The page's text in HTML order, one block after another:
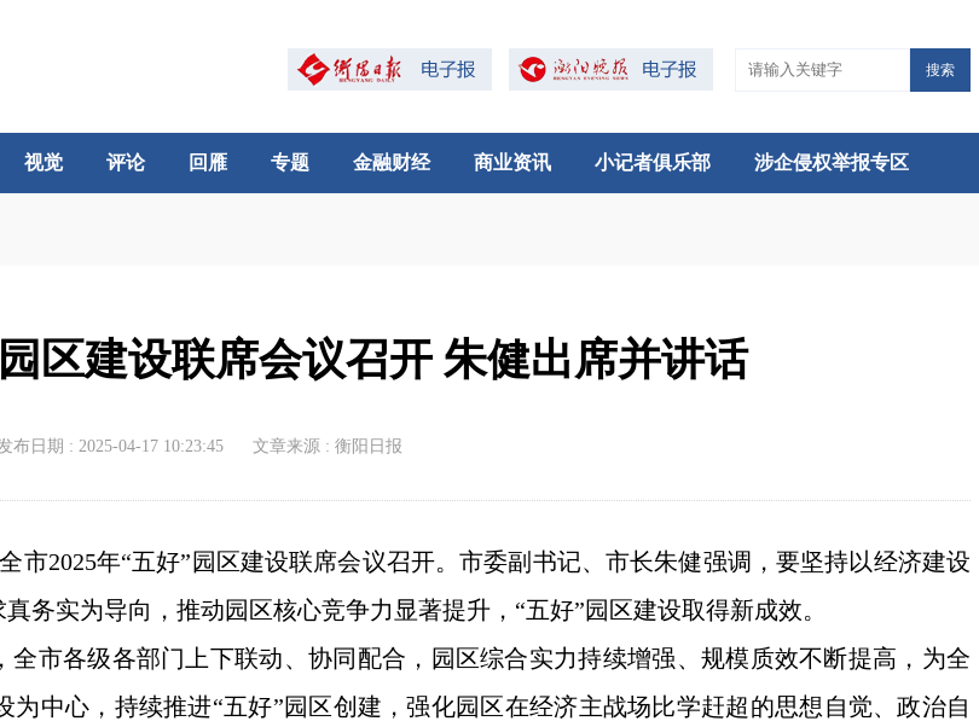
搜索
视觉 评论 回雁 专题 金融财经 商业资讯 小记者俱乐部 涉企侵权举报专区
区建设联席会议召开 朱健出席并讲话
布日期 : 2025-04-17 10:23:45 文章来源 : 衡阳日报
市2025年“五好”园区建设联席会议召开。市委副书记、市长朱健强调，要坚持以经济建设
务实为导向，推动园区核心竞争力显著提升，“五好”园区建设取得新成效。
市各级各部门上下联动、协同配合，园区综合实力持续增强、规模质效不断提高，为全
中心，持续推进“五好”园区创建，强化园区在经济主战场比学赶超的思想自觉、政治自